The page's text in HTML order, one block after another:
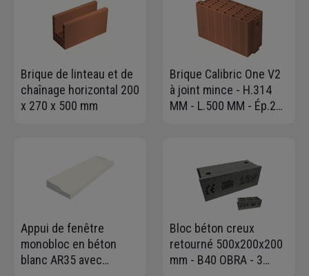
Brique de linteau et de
chaînage horizontal 200
x 270 x 500 mm
Brique Calibric One V2
à joint mince - H.314
MM - L.500 MM - Ép.200
Appui de fenêtre
monobloc en béton
blanc AR35 avec
Bloc béton creux
retourné 500x200x200
mm - B40 OBRA - 3